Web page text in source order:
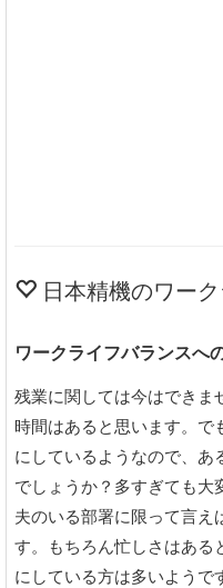
日本精機のワー
ワークライフバランスへ
残業に関しては今はできま
時間はあると思います。で
にしているようなので、あ
でしょうか？多すぎても大
夫のいる部署に限って言え
す。もちろん忙しさはある
にしている方は多いようで